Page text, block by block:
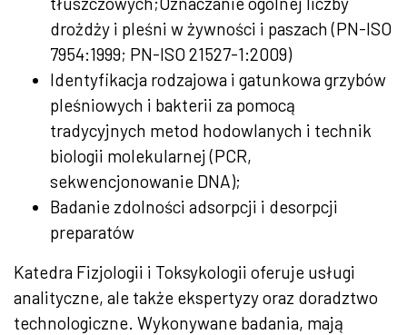
drożdży i pleśni w żywności i paszach (PN-ISO
7954:1999; PN-ISO 21527-1:2009)
Identyfikacja rodzajowa i gatunkowa grzybów
pleśniowych i bakterii za pomocą
tradycyjnych metod hodowlanych i technik
biologii molekularnej (PCR,
sekwencjonowanie DNA);
Badanie zdolności adsorpcji i desorpcji
preparatów
Katedra Fizjologii i Toksykologii oferuje usługi
analityczne, ale także ekspertyzy oraz doradztwo
technologiczne. Wykonywane badania, mają